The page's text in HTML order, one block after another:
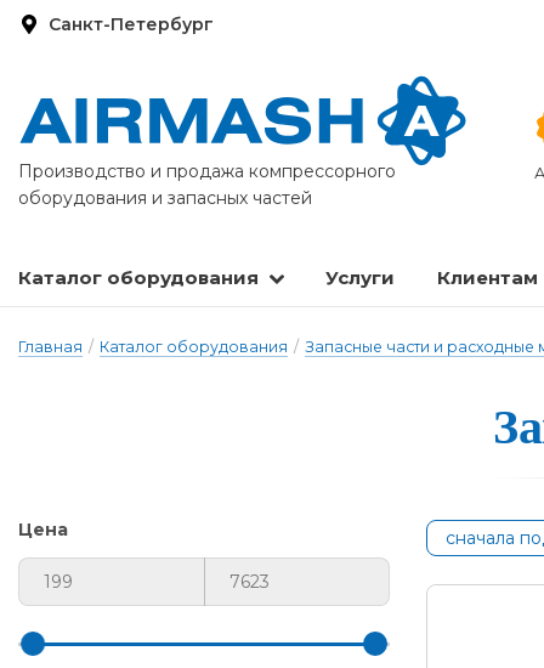
Санкт-Петербург
Производство и продажа компрессорного
оборудования и запасных частей
Каталог оборудования Услуги Клиентам
Главная / Каталог оборудования / Запасные части и расходные
Цена сначала